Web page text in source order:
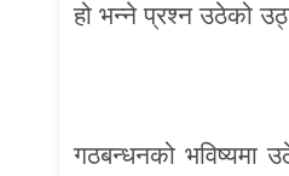
हो भन्ने प्रश्न उठेको
गठबन्धनको भविष्यमा